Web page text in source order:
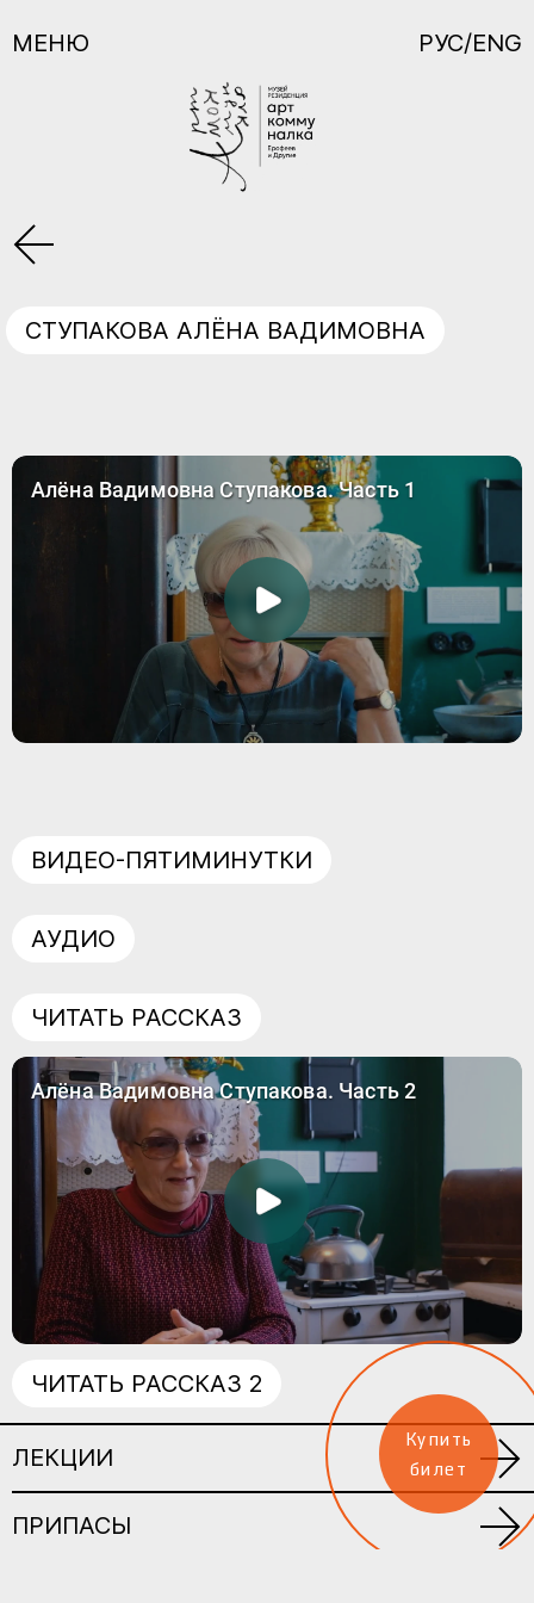
Купить
билет
МЕНЮ РУС/ENG
СТУПАКОВА АЛЁНА ВАДИМОВНА
ВИДЕО-ПЯТИМИНУТКИ
АУДИО
ЧИТАТЬ РАССКАЗ
ЧИТАТЬ РАССКАЗ 2
ЛЕКЦИИ
ПРИПАСЫ